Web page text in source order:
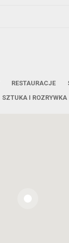
RESTAURACJE
SZTUKA I ROZRYWKA